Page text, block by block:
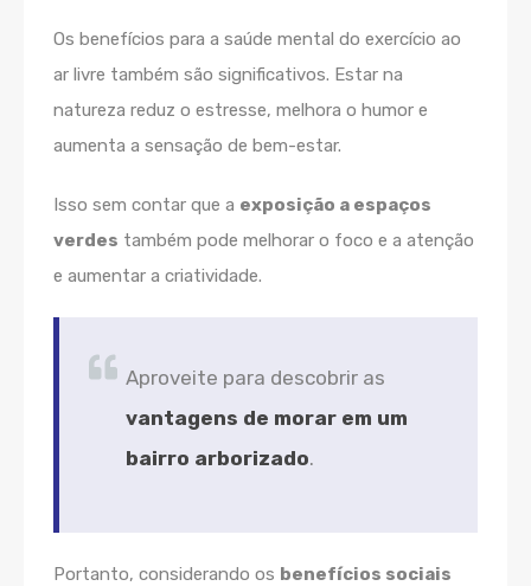
Os benefícios para a saúde mental do exercício ao
ar livre também são significativos. Estar na
natureza reduz o estresse, melhora o humor e
aumenta a sensação de bem-estar.
Isso sem contar que a exposição a espaços
verdes também pode melhorar o foco e a atenção
e aumentar a criatividade.
Aproveite para descobrir as
vantagens de morar em um
bairro arborizado.
Portanto, considerando os benefícios sociais